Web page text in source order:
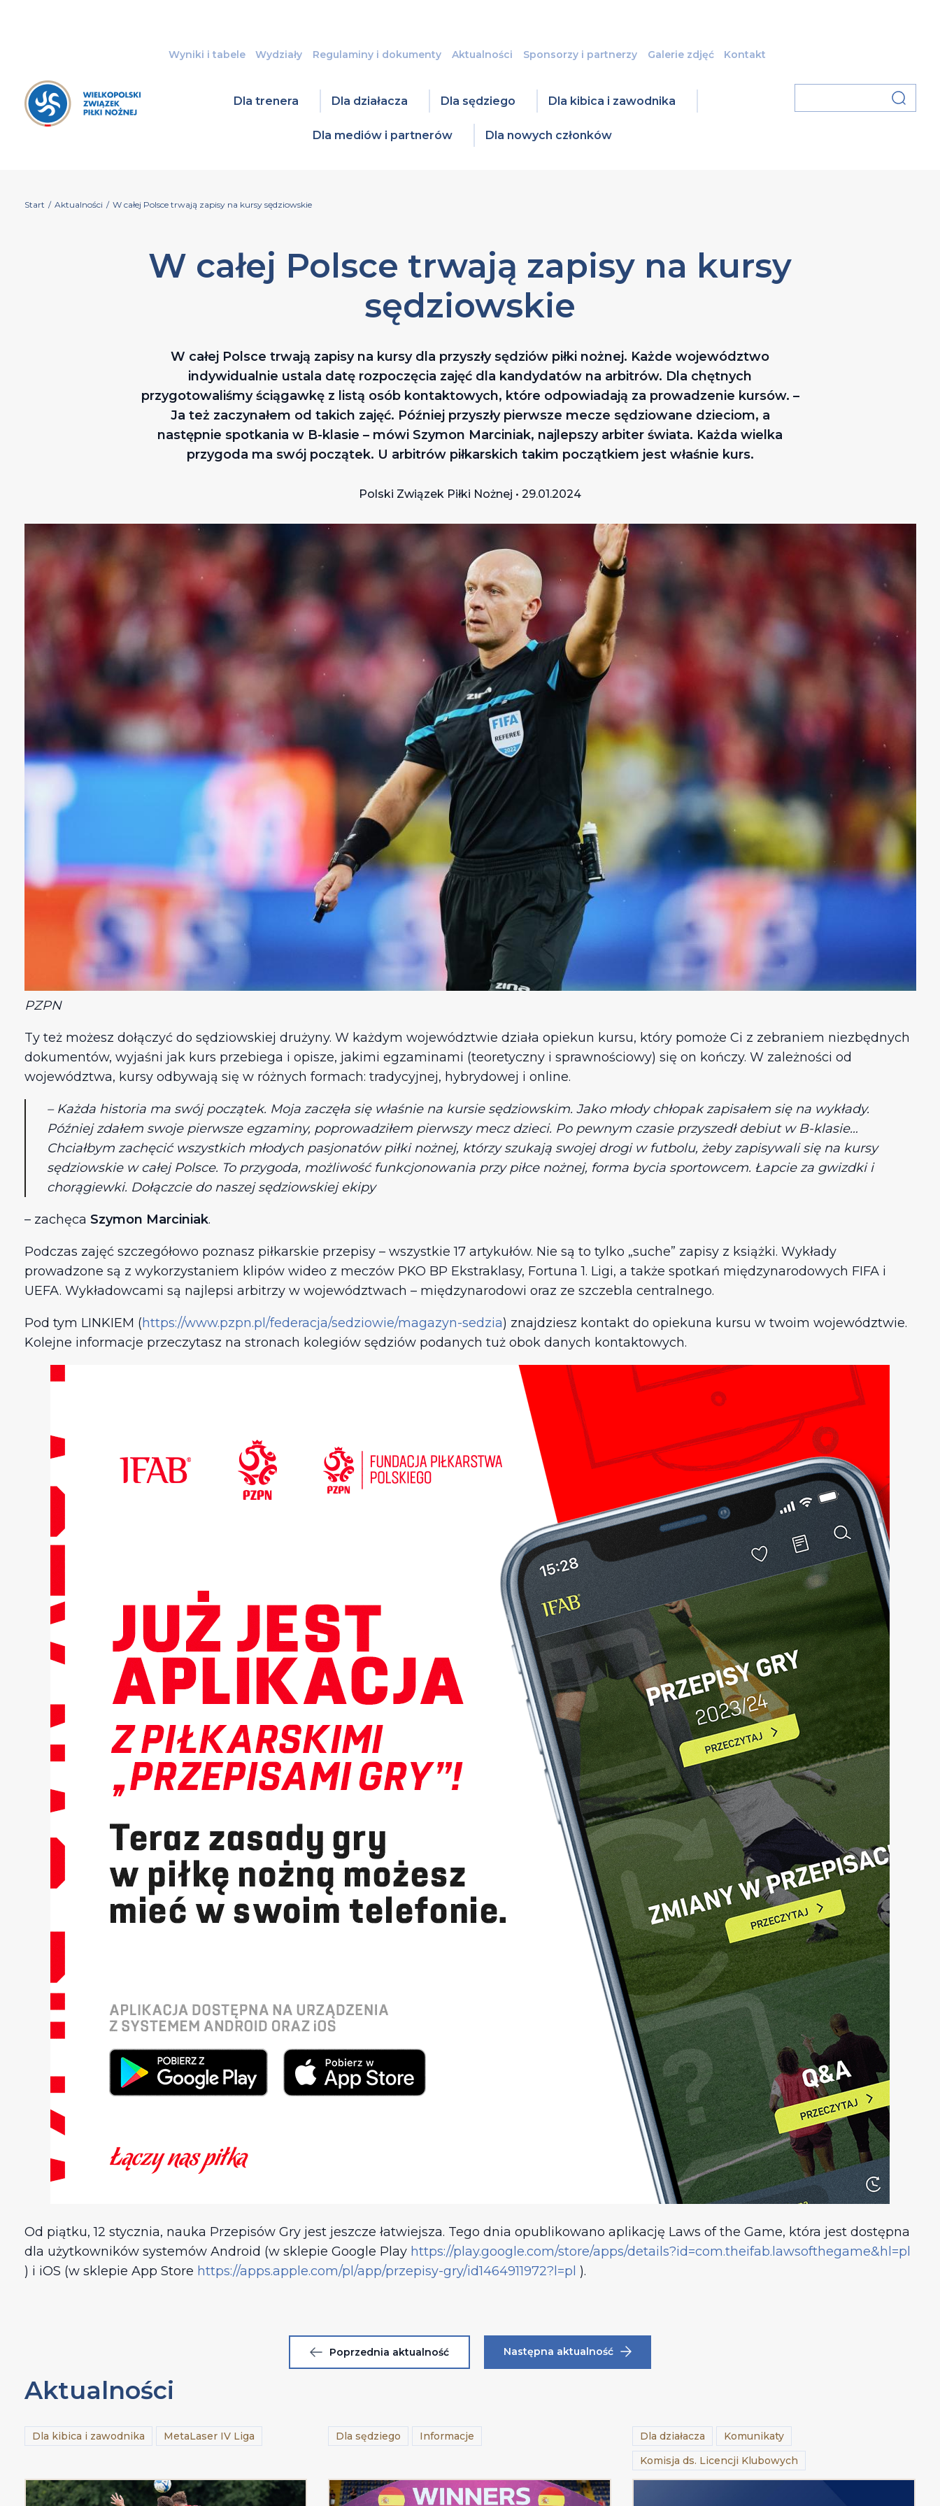
Wyniki i tabele Wydziały Regulaminy i dokumenty Aktualności Sponsorzy i partnerzy Galerie zdjęć Kontakt
Dla trenera Dla działacza Dla sędziego Dla kibica i zawodnika
Dla mediów i partnerów Dla nowych członków
Start / Aktualności / W całej Polsce trwają zapisy na kursy sędziowskie
W całej Polsce trwają zapisy na kursy
sędziowskie
W całej Polsce trwają zapisy na kursy dla przyszły sędziów piłki nożnej. Każde województwo
indywidualnie ustala datę rozpoczęcia zajęć dla kandydatów na arbitrów. Dla chętnych
przygotowaliśmy ściągawkę z listą osób kontaktowych, które odpowiadają za prowadzenie kursów. –
Ja też zaczynałem od takich zajęć. Później przyszły pierwsze mecze sędziowane dzieciom, a
następnie spotkania w B-klasie – mówi Szymon Marciniak, najlepszy arbiter świata. Każda wielka
przygoda ma swój początek. U arbitrów piłkarskich takim początkiem jest właśnie kurs.
Polski Związek Piłki Nożnej • 29.01.2024
PZPN
Ty też możesz dołączyć do sędziowskiej drużyny. W każdym województwie działa opiekun kursu, który pomoże Ci z zebraniem niezbędnych
dokumentów, wyjaśni jak kurs przebiega i opisze, jakimi egzaminami (teoretyczny i sprawnościowy) się on kończy. W zależności od
województwa, kursy odbywają się w różnych formach: tradycyjnej, hybrydowej i online.
– Każda historia ma swój początek. Moja zaczęła się właśnie na kursie sędziowskim. Jako młody chłopak zapisałem się na wykłady.
Później zdałem swoje pierwsze egzaminy, poprowadziłem pierwszy mecz dzieci. Po pewnym czasie przyszedł debiut w B-klasie…
Chciałbym zachęcić wszystkich młodych pasjonatów piłki nożnej, którzy szukają swojej drogi w futbolu, żeby zapisywali się na kursy
sędziowskie w całej Polsce. To przygoda, możliwość funkcjonowania przy piłce nożnej, forma bycia sportowcem. Łapcie za gwizdki i
chorągiewki. Dołączcie do naszej sędziowskiej ekipy
– zachęca Szymon Marciniak.
Podczas zajęć szczegółowo poznasz piłkarskie przepisy – wszystkie 17 artykułów. Nie są to tylko „suche” zapisy z książki. Wykłady
prowadzone są z wykorzystaniem klipów wideo z meczów PKO BP Ekstraklasy, Fortuna 1. Ligi, a także spotkań międzynarodowych FIFA i
UEFA. Wykładowcami są najlepsi arbitrzy w województwach – międzynarodowi oraz ze szczebla centralnego.
Pod tym LINKIEM (https://www.pzpn.pl/federacja/sedziowie/magazyn-sedzia) znajdziesz kontakt do opiekuna kursu w twoim województwie.
Kolejne informacje przeczytasz na stronach kolegiów sędziów podanych tuż obok danych kontaktowych.
Od piątku, 12 stycznia, nauka Przepisów Gry jest jeszcze łatwiejsza. Tego dnia opublikowano aplikację Laws of the Game, która jest dostępna
dla użytkowników systemów Android (w sklepie Google Play https://play.google.com/store/apps/details?id=com.theifab.lawsofthegame&hl=pl
) i iOS (w sklepie App Store https://apps.apple.com/pl/app/przepisy-gry/id1464911972?l=pl ).
Poprzednia aktualność Następna aktualność
Aktualności
Dla kibica i zawodnika MetaLaser IV Liga Dla sędziego Informacje Dla działacza
Komunikaty
Komisja ds. Licencji Klubowych